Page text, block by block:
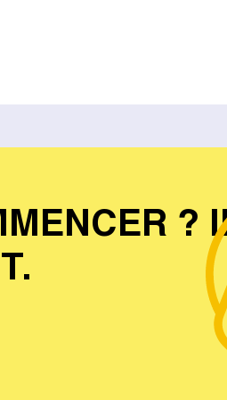
?